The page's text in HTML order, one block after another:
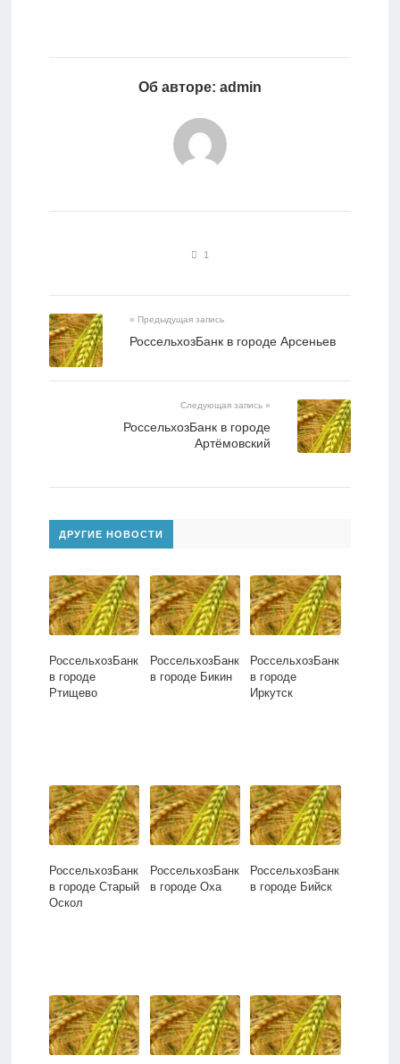
Об авторе: admin
1
« Предыдущая запись
РоссельхозБанк в городе Арсеньев
Следующая запись »
РоссельхозБанк в городе
Артёмовский
ДРУГИЕ НОВОСТИ
РоссельхозБанк
в городе
Ртищево
РоссельхозБанк
в городе Бикин
РоссельхозБанк
в городе
Иркутск
РоссельхозБанк
в городе Старый
Оскол
РоссельхозБанк
в городе Оха
РоссельхозБанк
в городе Бийск